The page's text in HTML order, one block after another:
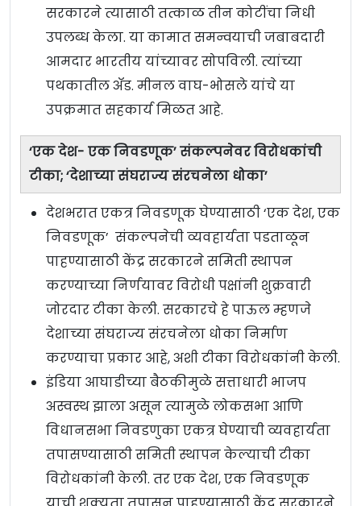
सरकारने त्यासाठी तत्काळ तीन कोटींचा निधी
उपलब्ध केला. या कामात समन्वयाची जबाबदारी
आमदार भारतीय यांच्यावर सोपविली. त्यांच्या
पथकातील अ‍ॅड. मीनल वाघ-भोसले यांचे या
उपक्रमात सहकार्य मिळत आहे.
‘एक देश- एक निवडणूक’ संकल्पनेवर विरोधकांची
टीका; ‘देशाच्या संघराज्य संरचनेला धोका’
देशभरात एकत्र निवडणूक घेण्यासाठी ‘एक देश, एक
निवडणूक’ संकल्पनेची व्यवहार्यता पडताळून
पाहण्यासाठी केंद्र सरकारने समिती स्थापन
करण्याच्या निर्णयावर विरोधी पक्षांनी शुक्रवारी
जोरदार टीका केली. सरकारचे हे पाऊल म्हणजे
देशाच्या संघराज्य संरचनेला धोका निर्माण
करण्याचा प्रकार आहे, अशी टीका विरोधकांनी केली.
इंडिया आघाडीच्या बैठकीमुळे सत्ताधारी भाजप
अस्वस्थ झाला असून त्यामुळे लोकसभा आणि
विधानसभा निवडणुका एकत्र घेण्याची व्यवहार्यता
तपासण्यासाठी समिती स्थापन केल्याची टीका
विरोधकांनी केली. तर एक देश, एक निवडणूक